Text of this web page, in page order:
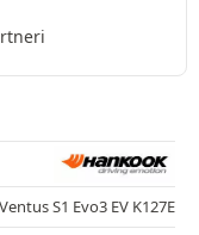
Ventus S1 Evo3 EV K127E